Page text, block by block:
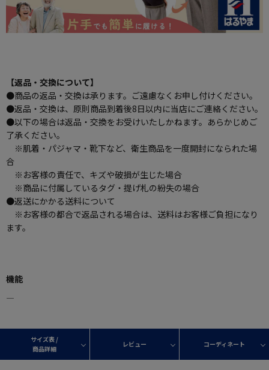
【返品・交換について】
●商品の返品・交換は承ります。ご遠慮なくお申し付けください。
●返品・交換は、原則商品到着後8日以内に当店にご連絡ください。
●以下の場合は返品・交換をお受けいたしかねます。あらかじめご
了承ください。
※肌着・パジャマ・靴下など、衛生商品を一度開封になられた場
合
※お客様の責任で、キズや破損が生じた場合
※商品に付属しているタグ・提げ札の紛失の場合
●返送にかかる送料について
※お客様の都合で返品される場合は、送料はお客様ご負担になり
ます。
機能
―
サイズ表 /
商品詳細
レビュー コーディネート